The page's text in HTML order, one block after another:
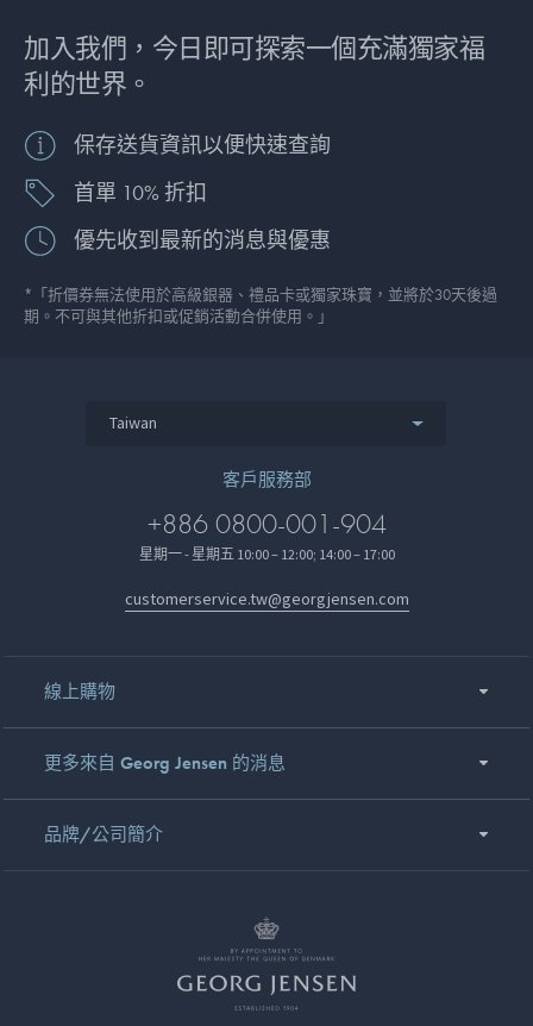
加入我們，今日即可探索一個充滿獨家福
利的世界。
保存送貨資訊以便快速查詢
首單 10% 折扣
優先收到最新的消息與優惠
*「折價券無法使用於高級銀器、禮品卡或獨家珠寶，並將於30天後過
期。不可與其他折扣或促銷活動合併使用。」
Taiwan
客戶服務部
+886 0800-001-904
星期一 - 星期五 10:00 – 12:00; 14:00 – 17:00
customerservice.tw@georgjensen.com
線上購物
更多來自 Georg Jensen 的消息
品牌/公司簡介